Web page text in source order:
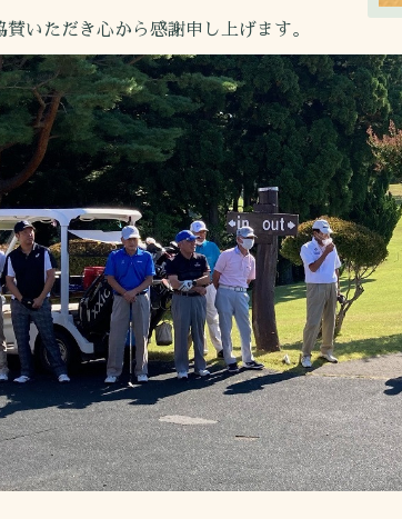
いただき心から感謝申し上げます。